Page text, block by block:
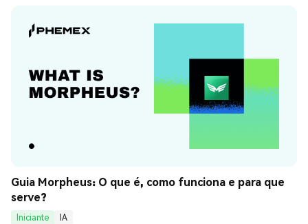
Guia Morpheus: O que é, como funciona e para que
serve?
Iniciante
IA